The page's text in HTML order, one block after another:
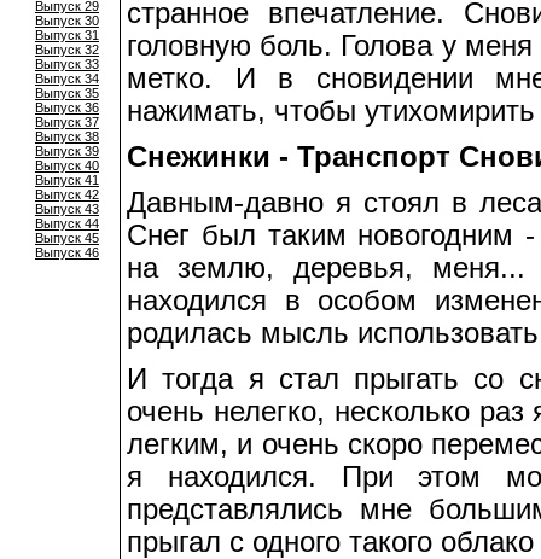
Выпуск 29
Выпуск 30
Выпуск 31
Выпуск 32
Выпуск 33
Выпуск 34
Выпуск 35
Выпуск 36
Выпуск 37
Выпуск 38
Выпуск 39
Выпуск 40
Выпуск 41
Выпуск 42
Выпуск 43
Выпуск 44
Выпуск 45
Выпуск 46
странное впечатление.
головную боль. Голова у меня
метко. И в сновидении
нажимать, чтобы
Снежинки - Транспорт
Давным-давно я стоял в
Снег был таким новогодним
на землю, деревья,
находился в особом
родилась мысль
И тогда я стал прыгать со
очень нелегко, несколько
легким, и очень скоро
я находился. При этом
представлялись мне
прыгал с одного такого